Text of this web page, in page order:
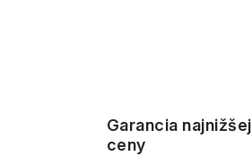
Garancia najnižšej
ceny